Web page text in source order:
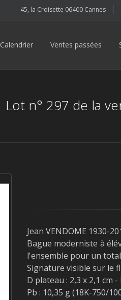
45, la Croisette 06400 Cannes
Calendrier Ventes passées
Lot n° 297 de la
Jean VENDOME 1930-
Bague moderniste à
l'ensemble pour un
Signature visible sur le
D plateau : 2,3 x 2,1 cm
Pb : 10,35 g (18K-750/